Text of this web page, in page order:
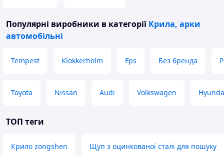
Популярні виробники в категорії Крила, арки
автомобільні
Tempest Klokkerholm Fps Без бренда
Toyota Nissan Audi Volkswagen
ТОП теги
Крило zongshen Щуп з оцинкованої сталі для пошуку